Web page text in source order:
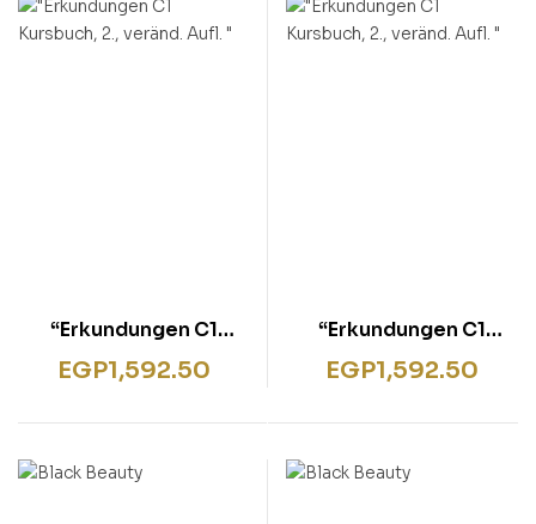
“Erkundungen C1
Kursbuch, 2., veränd.
Aufl. “
EGP1,592.50
“Erkundungen C1
Kursbuch, 2., veränd.
Aufl. “
EGP1,592.50
for Specific Purposes